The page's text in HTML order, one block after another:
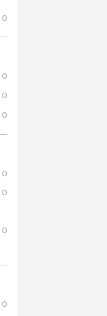
0
0
0
0
0
0
0
0